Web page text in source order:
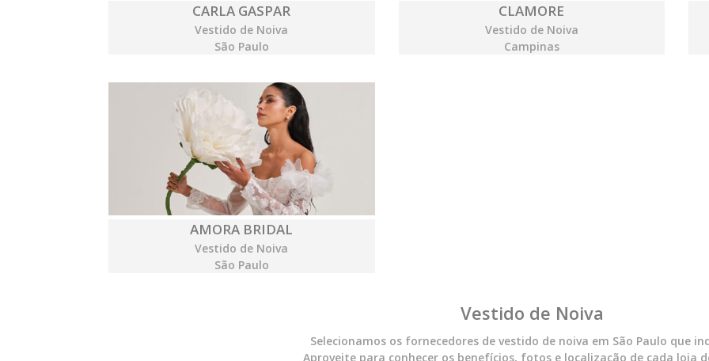
CARLA GASPAR
Vestido de Noiva
São Paulo
CLAMORE
Vestido de Noiva
Campinas
AMORA BRIDAL
Vestido de Noiva
São Paulo
Vestido de Noiva
Selecionamos os fornecedores de vestido de noiva em São Paulo que
Aproveite para conhecer os benefícios, fotos e localização de cada loja